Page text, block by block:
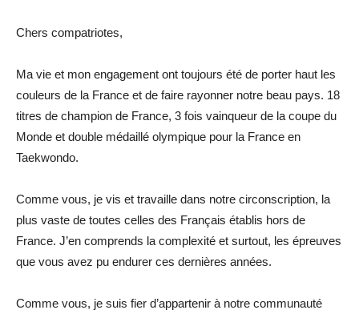
Chers compatriotes,
Ma vie et mon engagement ont toujours été de porter haut les
couleurs de la France et de faire rayonner notre beau pays. 18
titres de champion de France, 3 fois vainqueur de la coupe du
Monde et double médaillé olympique pour la France en
Taekwondo.
Comme vous, je vis et travaille dans notre circonscription, la
plus vaste de toutes celles des Français établis hors de
France. J’en comprends la complexité et surtout, les épreuves
que vous avez pu endurer ces dernières années.
Comme vous, je suis fier d’appartenir à notre communauté